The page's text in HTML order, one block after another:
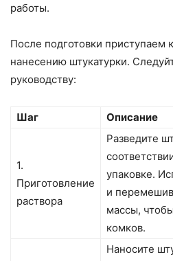
работы.
После подготовки приступаем
нанесению штукатурки.
руководству:
Шаг Описание
1.
Приготовление
раствора
Разведите
упаковке.
и
массы,
комков.
Наносите